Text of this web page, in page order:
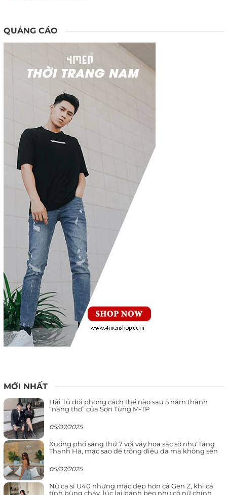
QUẢNG CÁO
MỚI NHẤT
Hải Tú đổi phong cách thế nào sau 5 năm thành
“nàng thơ” của Sơn Tùng M-TP
05/07/2025
Xuống phố sáng thứ 7 với váy hoa sặc sỡ như Tăng
Thanh Hà, mặc sao để trông điệu đà mà không sến
05/07/2025
Nữ ca sĩ U40 nhưng mặc đẹp hơn cả Gen Z, khi cá
tính bùng cháy, lúc lại bánh bèo như cô nữ chính